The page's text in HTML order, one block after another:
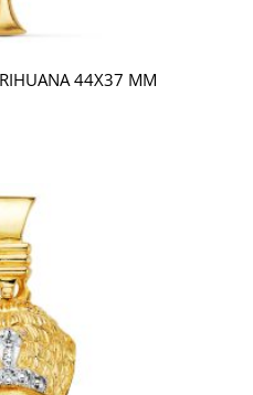
44X37 MM